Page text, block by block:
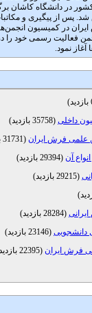
در دانشگاه کاشان
در کمیسیون
نمود.
)
داخلی( 35758 بازدید
)
فرش ایران (31731 بازدید
آن (29394 بازدید
)
( 29215 بازدید
)
)
( 28284 بازدید
)
( 23146 بازدید
)
فرش ایران (22395 بازدید
)